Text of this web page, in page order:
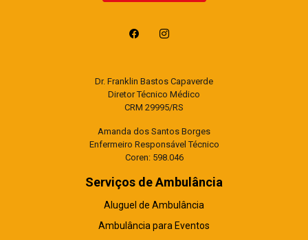
Dr. Franklin Bastos Capaverde
Diretor Técnico Médico
CRM 29995/RS
Amanda dos Santos Borges
Enfermeiro Responsável Técnico
Coren: 598.046
Serviços de Ambulância
Aluguel de Ambulância
Ambulância para Eventos